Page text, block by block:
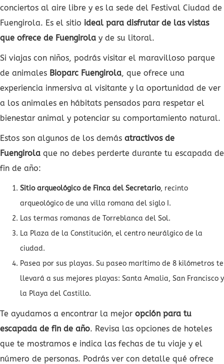
conciertos al aire libre y es la sede del Festival Ciudad de
Fuengirola. Es el sitio ideal para disfrutar de las vistas
que ofrece de Fuengirola y de su litoral.
Si viajas con niños, podrás visitar el maravilloso parque
de animales Bioparc Fuengirola, que ofrece una
experiencia inmersiva al visitante y la oportunidad de ver
a los animales en hábitats pensados para respetar el
bienestar animal y potenciar su comportamiento natural.
Estos son algunos de los demás atractivos de
Fuengirola que no debes perderte durante tu escapada de
fin de año:
Sitio arqueológico de Finca del Secretario, recinto
arqueológico de una villa romana del siglo I.
Las termas romanas de Torreblanca del Sol.
La Plaza de la Constitución, el centro neurálgico de la
ciudad.
Pasea por sus playas. Su paseo marítimo de 8 kilómetros te
llevará a sus mejores playas: Santa Amalia, San Francisco y
la Playa del Castillo.
Te ayudamos a encontrar la mejor opción para tu
escapada de fin de año. Revisa las opciones de hoteles
que te mostramos e indica las fechas de tu viaje y el
número de personas. Podrás ver con detalle qué ofrece